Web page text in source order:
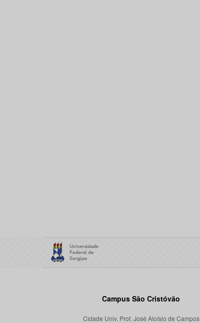
Campus São Cristóvão
Cidade Univ. Prof. José Aloísio de Campos